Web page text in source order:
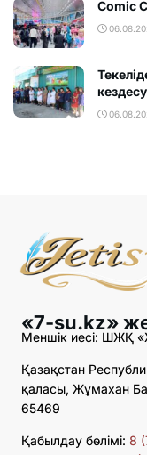
Comic
кездесу
«7-su.kz»
Меншік иесі: ШЖҚ
Қазақстан
қаласы, Жұмахан
65469
Қабылдау бөлімі: 8